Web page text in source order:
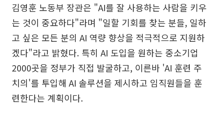
김영훈 노동부 장관은 "AI를 잘 사용하는 사람을 키우
는 것이 중요하다"라며 "일할 기회를 찾는 분들, 일하
고 싶은 모든 분의 AI 역량 향상을 적극적으로 지원하
겠다"라고 밝혔다. 특히 AI 도입을 원하는 중소기업
2000곳을 정부가 직접 발굴하고, 이른바 'AI 훈련 주
치의'를 투입해 AI 솔루션을 제시하고 임직원들을 훈
련한다는 계획이다.